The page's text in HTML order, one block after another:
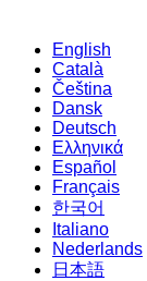
English
Català
Čeština
Dansk
Deutsch
Ελληνικά
Español
Français
한국어
Italiano
Nederlands
日本語